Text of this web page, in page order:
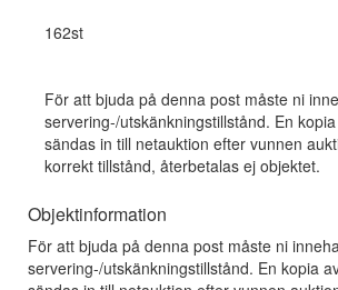
162st
För att bjuda på denna post måste ni
servering-/utskänkningstillstånd. En
sändas in till netauktion efter vunnen
korrekt tillstånd, återbetalas ej objektet.
Objektinformation
För att bjuda på denna post måste ni
servering-/utskänkningstillstånd. En kopia